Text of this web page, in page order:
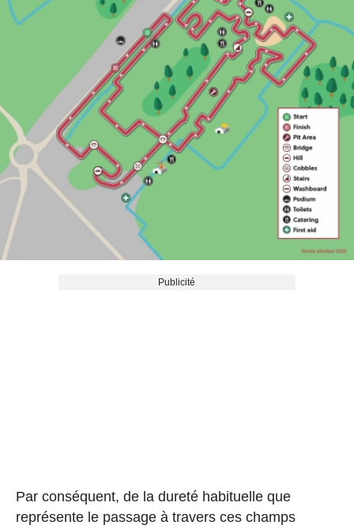
Publicité
Par conséquent, de la dureté habituelle que
représente le passage à travers ces champs